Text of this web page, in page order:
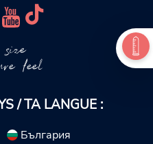
feel
/ TA LANGUE :
България